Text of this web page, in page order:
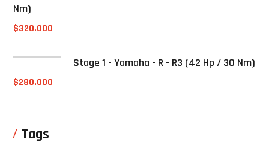
Nm)
$320.000
Stage 1 - Yamaha - R - R3 (42 Hp / 30 Nm)
$280.000
Tags